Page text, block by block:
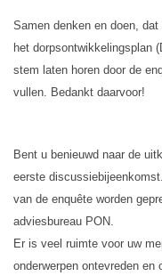
Samen denken en doen,
het dorpsontwikkelingsplan
stem laten horen door de
vullen. Bedankt daarvoor!
Bent u benieuwd naar de
eerste
van de enquête worden
adviesbureau PON.
Er is veel ruimte voor uw
onderwerpen ontevreden en